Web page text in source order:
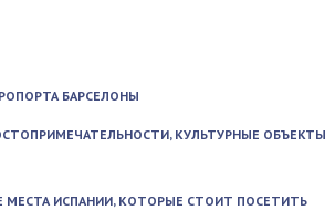
БАРСЕЛОНЫ
КУЛЬТУРНЫЕ ОБЪЕКТЫ
МЕСТА ИСПАНИИ, КОТОРЫЕ СТОИТ ПОСЕТИТЬ